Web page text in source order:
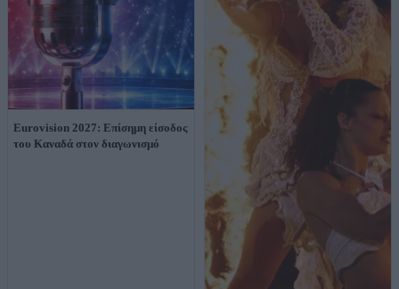
Eurovision 2027: Επίσημη είσοδος
του Καναδά στον διαγωνισμό